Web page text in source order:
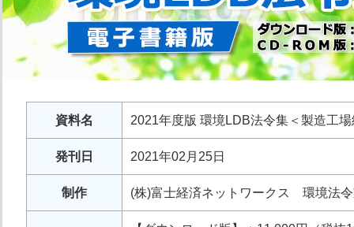
資料名 2021年度版 環境LDB法令集＜製造工
発刊日 2021年02月25日
制作 (株)富士経済ネットワークス 環境法